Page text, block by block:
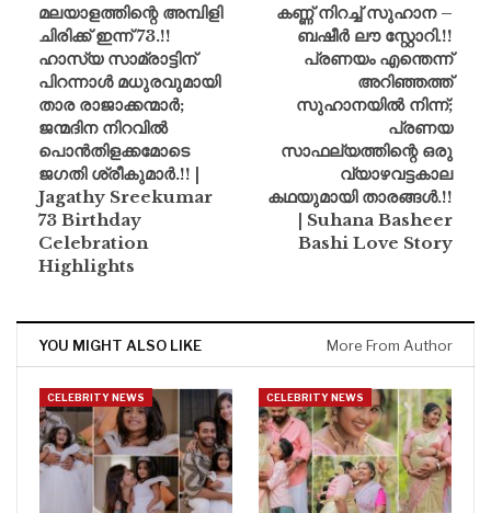
മലയാളത്തിന്റെ അമ്പിളി
ചിരിക്ക് ഇന്ന് 73.!!
ഹാസ്യ സാമ്രാട്ടിന്
പിറന്നാൾ മധുരവുമായി
താര രാജാക്കന്മാർ;
ജന്മദിന നിറവിൽ
പൊൻതിളക്കമോടെ
ജഗതി ശ്രീകുമാർ.!! |
Jagathy Sreekumar
73 Birthday
Celebration
Highlights
കണ്ണ് നിറച്ച് സുഹാന –
ബഷീർ ലൗ സ്റ്റോറി.!!
പ്രണയം എന്തെന്ന്
അറിഞ്ഞത്ത്
സുഹാനയിൽ നിന്ന്;
പ്രണയ
സാഫല്യത്തിന്റെ ഒരു
വ്യാഴവട്ടകാല
കഥയുമായി താരങ്ങൾ.!!
| Suhana Basheer
Bashi Love Story
YOU MIGHT ALSO LIKE More From Author
CELEBRITY NEWS CELEBRITY NEWS